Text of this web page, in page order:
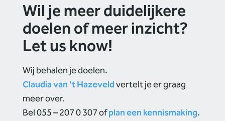
Wil je meer duidelijkere
doelen of meer inzicht?
Let us know!
Wij behalen je doelen.
Claudia van ’t Hazeveldvertelt je er graag
meer over.
Bel 055 – 207 0 307 ofplan een kennismaking.